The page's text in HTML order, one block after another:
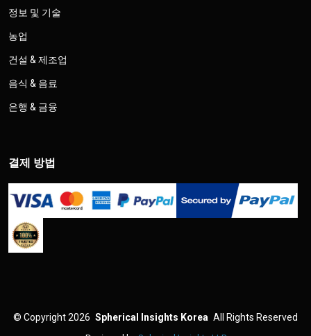
정보 및 기술
농업
건설 & 제조업
음식 & 음료
은행 & 금융
결제 방법
© Copyright 2026 Spherical Insights Korea All Rights Reserved